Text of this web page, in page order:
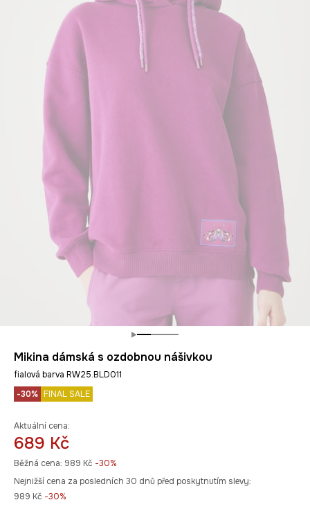
Mikina dámská s ozdobnou nášivkou
fialová barva RW25.BLD011
-30% FINAL SALE
Aktuální cena:
689 Kč
Běžná cena: 989 Kč -30%
Nejnižší cena za posledních 30 dnů před poskytnutím slevy:
989 Kč -30%